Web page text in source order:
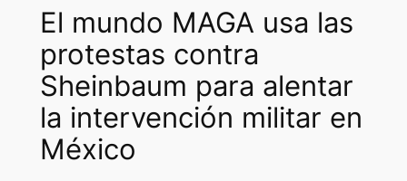
El mundo MAGA usa las
protestas contra
Sheinbaum para alentar
la intervención militar en
México